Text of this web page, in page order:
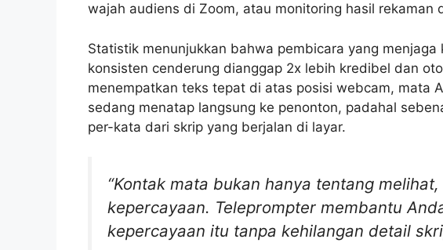
wajah audiens di Zoom, atau monitoring hasil rekaman
Statistik menunjukkan bahwa pembicara yang
konsisten cenderung dianggap 2x lebih kredibel dan
menempatkan teks tepat di atas posisi webcam, mata
sedang menatap langsung ke penonton, padahal
per-kata dari skrip yang berjalan di layar.
“Kontak mata bukan hanya tentang
kepercayaan. Teleprompter membantu
kepercayaan itu tanpa kehilangan detail